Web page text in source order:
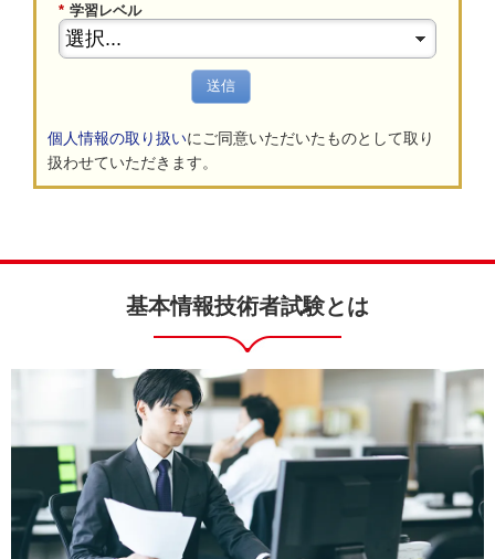
* 学習レベル
送信
個人情報の取り扱いにご同意いただいたものとして取り
扱わせていただきます。
基本情報技術者試験とは